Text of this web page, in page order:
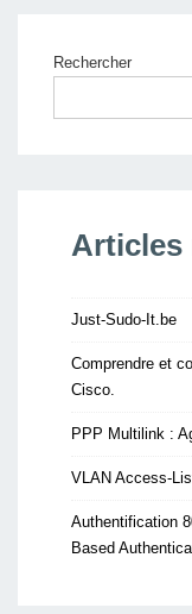
Rechercher
Articles
Just-Sudo-It.be
Comprendre et
Cisco.
PPP Multilink :
VLAN Access-
Authentification
Based